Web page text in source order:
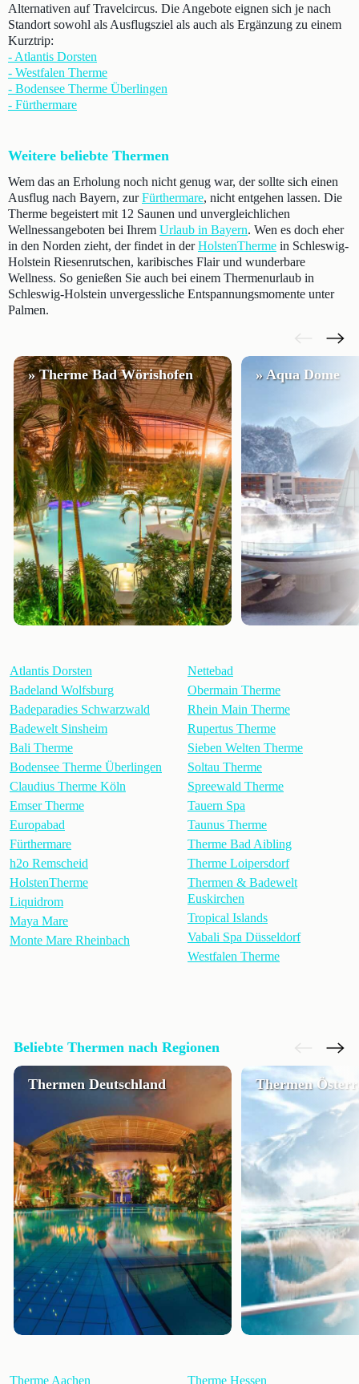
Alternativen auf Travelcircus. Die Angebote eignen sich je nach
Standort sowohl als Ausflugsziel als auch als Ergänzung zu einem
Kurztrip:
- Atlantis Dorsten
- Westfalen Therme
- Bodensee Therme Überlingen
- Fürthermare
Weitere beliebte Thermen
Wem das an Erholung noch nicht genug war, der sollte sich einen
Ausflug nach Bayern, zurFürthermare, nicht entgehen lassen. Die
Therme begeistert mit 12 Saunen und unvergleichlichen
Wellnessangeboten bei Ihrem Urlaub in Bayern. Wen es doch eher
in den Norden zieht, der findet in derHolstenTherme in Schleswig-
Holstein Riesenrutschen, karibisches Flair und wunderbare
Wellness. So genießen Sie auch bei einem Thermenurlaub in
Schleswig-Holstein unvergessliche Entspannungsmomente unter
Palmen.
» Therme Bad Wörishofen » Aqua Dome
Atlantis Dorsten
Badeland Wolfsburg
Badeparadies Schwarzwald
Badewelt Sinsheim
Bali Therme
Bodensee Therme Überlingen
Claudius Therme Köln
Emser Therme
Europabad
Fürthermare
h2o Remscheid
HolstenTherme
Liquidrom
Maya Mare
Monte Mare Rheinbach
Nettebad
Obermain Therme
Rhein Main Therme
Rupertus Therme
Sieben Welten Therme
Soltau Therme
Spreewald Therme
Tauern Spa
Taunus Therme
Therme Bad Aibling
Therme Loipersdorf
Thermen & Badewelt
Euskirchen
Tropical Islands
Vabali Spa Düsseldorf
Westfalen Therme
Beliebte Thermen nach Regionen
Thermen Deutschland Thermen
Therme Aachen Therme Hessen